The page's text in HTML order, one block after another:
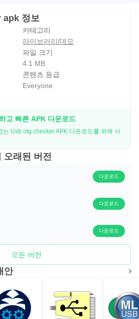
apk 정보
카테고리
라이브러리/데모
파일 크기
4.1 MB
콘텐츠 등급
Everyone
고 빠른 APK 다운로드
Usb otg checker APK 다운로드를 위해 서
래된 버전
다운로드
다운로드
다운로드
모든 버전
안